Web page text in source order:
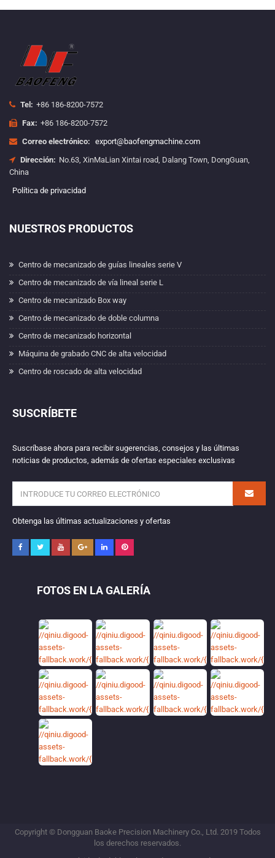
Tel: +86 186-8200-7572
Fax: +86 186-8200-7572
Correo electrónico: export@baofengmachine.com
Dirección: No.63, XinMaLian Xintai road, Dalang Town, DongGuan,
China
Política de privacidad
NUESTROS PRODUCTOS
Centro de mecanizado de guías lineales serie V
Centro de mecanizado de vía lineal serie L
Centro de mecanizado Box way
Centro de mecanizado de doble columna
Centro de mecanizado horizontal
Máquina de grabado CNC de alta velocidad
Centro de roscado de alta velocidad
SUSCRÍBETE
Suscríbase ahora para recibir sugerencias, consejos y las últimas
noticias de productos, además de ofertas especiales exclusivas
Obtenga las últimas actualizaciones y ofertas
FOTOS EN LA GALERÍA
Copyright © Dongguan Baoke Precision Machinery Co., Ltd. 2019 Todos
los derechos reservados.